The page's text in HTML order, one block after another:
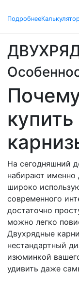
Подробнее
На сегодняшний
набирают именно
широко
современного
достаточно
можно легко
Двухрядные
нестандартный
изюминкой
удивить даже